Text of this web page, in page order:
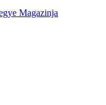
Magazinja